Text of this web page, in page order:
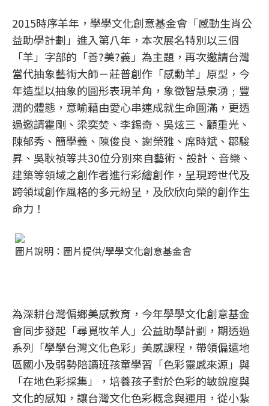
2015時序羊年，學學文化創意基金會「感動生肖公
益助學計劃」進入第八年，本次展名特別以三個
「羊」字部的「善?美?義」為主題，再次邀請台灣
當代抽象藝術大師－莊普創作「感動羊」原型，今
年造型以抽象的圓形表現羊角，象徵智慧泉湧﹔豐
潤的體態，意喻藉由愛心串連成就生命圓滿，更透
過邀請霍剛、梁奕焚、李錫奇、吳炫三、顧重光、
陳郁秀、簡學義、陳俊良、謝榮雅、席時斌、鄒駿
昇、吳耿禎等共30位分別來自藝術、設計、音樂、
建築等領域之創作者進行彩繪創作，呈現跨世代及
跨領域創作風格的多元紛呈，及欣欣向榮的創作生
命力！
圖片說明：圖片提供/學學文化創意基金會
為深耕台灣偏鄉美感教育，今年學學文化創意基金
會同步發起「尋覓牧羊人」公益助學計劃，期透過
系列「學學台灣文化色彩」美感課程，帶領偏遠地
區國小及弱勢陪讀班孩童學習「色彩靈感來源」與
「在地色彩採集」，培養孩子對於色彩的敏銳度與
文化的感知，讓台灣文化色彩概念與運用，從小紮